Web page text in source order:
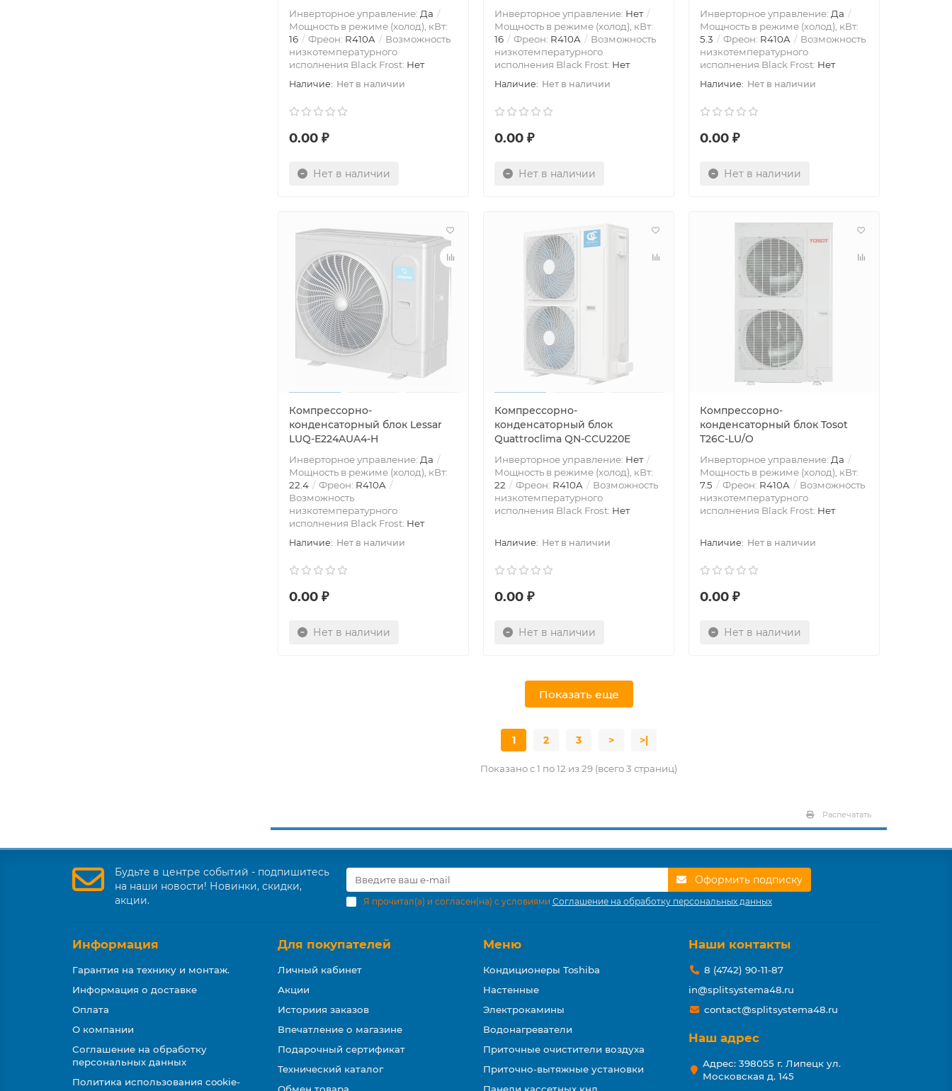
Инверторное управление: Да
Мощность в режиме (холод), кВт:
16
Фреон: R410A
Возможность
низкотемпературного
исполнения Black Frost: Нет
Нет в наличии
0.00 ₽
Нет в наличии
Инверторное управление: Нет
Мощность в режиме (холод), кВт:
16
Фреон: R410A
Возможность
низкотемпературного
исполнения Black Frost: Нет
Нет в наличии
0.00 ₽
Нет в наличии
Инверторное управление: Да
Мощность в режиме (холод), кВт:
5.3
Фреон: R410A
Возможность
низкотемпературного
исполнения Black Frost: Нет
Нет в наличии
0.00 ₽
Нет в наличии
Компрессорно-
конденсаторный блок Lessar
LUQ-E224AUA4-H
Инверторное управление: Да
Мощность в режиме (холод), кВт:
22.4
Фреон: R410A
Возможность
низкотемпературного
исполнения Black Frost: Нет
Нет в наличии
0.00 ₽
Нет в наличии
Компрессорно-
конденсаторный блок
Quattroclima QN-CCU220E
Инверторное управление: Нет
Мощность в режиме (холод), кВт:
22
Фреон: R410A
Возможность
низкотемпературного
исполнения Black Frost: Нет
Нет в наличии
0.00 ₽
Нет в наличии
Компрессорно-
конденсаторный блок Tosot
T26C-LU/O
Инверторное управление: Да
Мощность в режиме (холод), кВт:
7.5
Фреон: R410A
Возможность
низкотемпературного
исполнения Black Frost: Нет
Нет в наличии
0.00 ₽
Нет в наличии
Показать еще
1 2 3 > >|
Показано с 1 по 12 из 29 (всего 3 страниц)
Распечатать
Будьте в центре событий - подпишитесь
на наши новости! Новинки, скидки,
акции.
Оформить подписку
Я прочитал(а) и согласен(на) с условиями Соглашение на обработку персональных данных
Информация
Гарантия на технику и монтаж.
Информация о доставке
Оплата
О компании
Соглашение на обработку
персональных данных
Политика использования cookie-
Для покупателей
Личный кабинет
Акции
Историия заказов
Впечатление о магазине
Подарочный сертификат
Технический каталог
Меню
Кондиционеры Toshiba
Настенные
Электрокамины
Водонагреватели
Приточные очистители воздуха
Приточно-вытяжные установки
Наши контакты
8 (4742) 90-11-87
in@splitsystema48.ru
contact@splitsystema48.ru
Наш адрес
Адрес: 398055 г. Липецк ул.
Московская д. 145